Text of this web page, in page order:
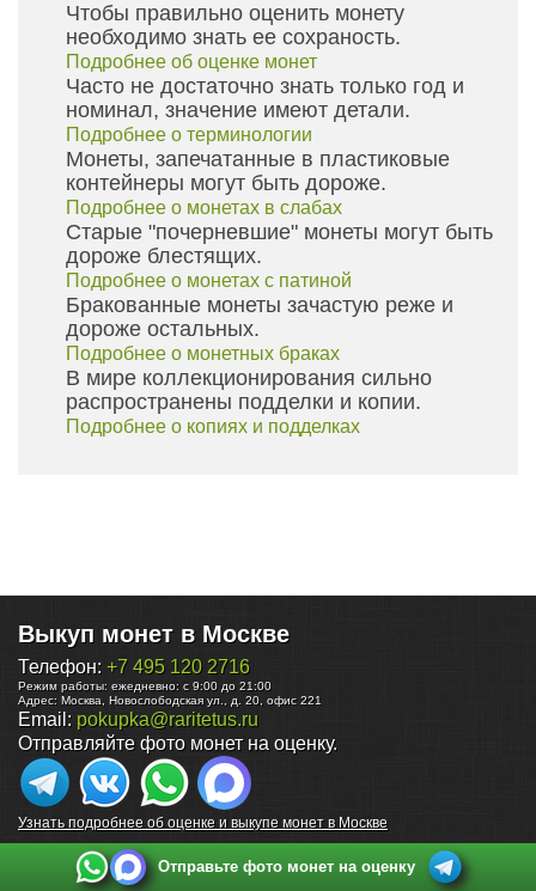
Чтобы правильно оценить монету
необходимо знать ее сохраность.
Подробнее об оценке монет
Часто не достаточно знать только год и
номинал, значение имеют детали.
Подробнее о терминологии
Монеты, запечатанные в пластиковые
контейнеры могут быть дороже.
Подробнее о монетах в слабах
Старые "почерневшие" монеты могут быть
дороже блестящих.
Подробнее о монетах с патиной
Бракованные монеты зачастую реже и
дороже остальных.
Подробнее о монетных браках
В мире коллекционирования сильно
распространены подделки и копии.
Подробнее о копиях и подделках
Выкуп монет в Москве
Телефон: +7 495 120 2716
Режим работы: ежедневно: с 9:00 до 21:00
Адрес: Москва Новослободская ул., д. 20, офис 221
Email: pokupka@raritetus.ru
Отправляйте фото монет на оценку.
Узнать подробнее об оценке и выкупе монет в Москве
Отправьте фото монет на оценку